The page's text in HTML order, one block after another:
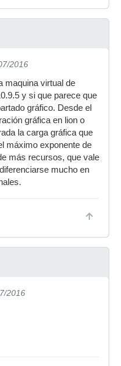
2016
maquina virtual de
y si que parece que
gráfico. Desde el
gráfica en lion o
la carga gráfica que
máximo exponente de
más recursos, que vale
mucho en
2016